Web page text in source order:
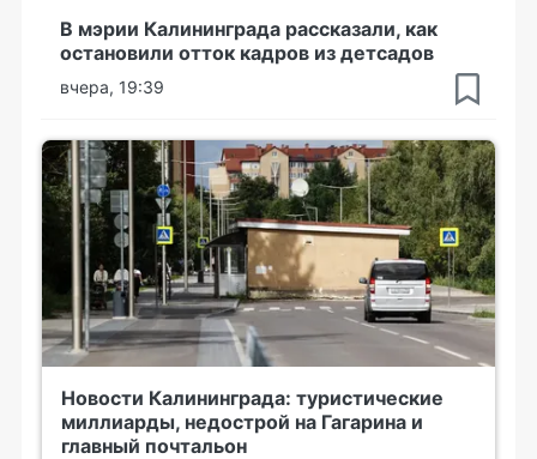
В мэрии Калининграда рассказали, как
остановили отток кадров из детсадов
вчера, 19:39
Новости Калининграда: туристические
миллиарды, недострой на Гагарина и
главный почтальон